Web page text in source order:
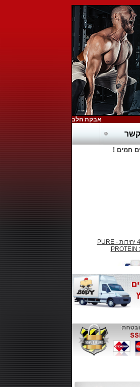
אבקת חלבון כשרה בדץ - POWERTECH-PURE WHEY HD
קשר
חמים !
PROTEIN
חטיף חלבון ,10 יחידות - SMARTE